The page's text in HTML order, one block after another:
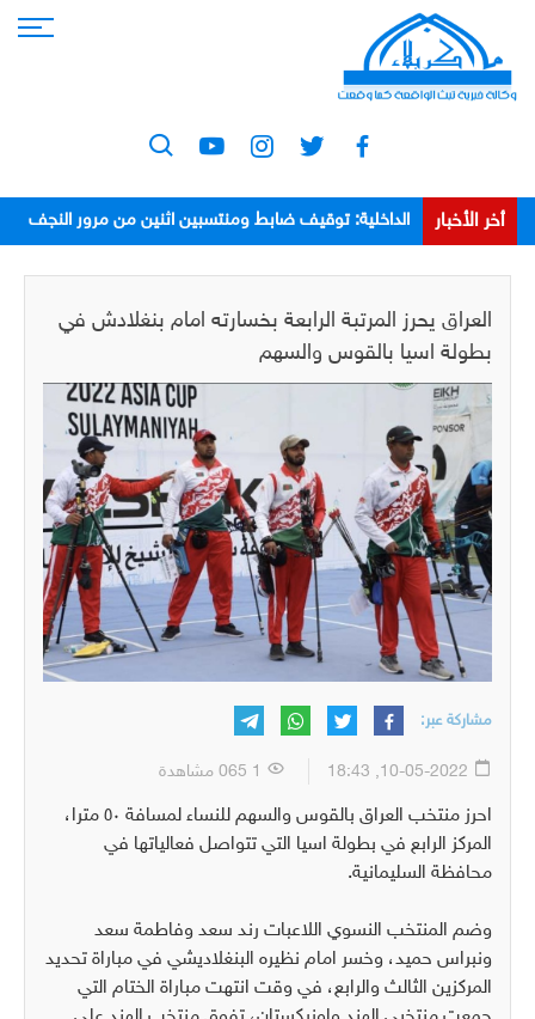
أخر الأخبار
الداخلية: توقيف ضابط ومنتسبين اثنين من مرور النجف
العراق يحرز المرتبة الرابعة بخسارته امام بنغلادش في
بطولة اسيا بالقوس والسهم
مشاركة عبر:
احرز منتخب العراق بالقوس والسهم للنساء لمسافة ٥٠ مترا،
المركز الرابع في بطولة اسيا التي تتواصل فعالياتها في
محافظة السليمانية.
وضم المنتخب النسوي اللاعبات رند سعد وفاطمة سعد
ونبراس حميد، وخسر امام نظيره البنغلاديشي في مباراة تحديد
المركزين الثالث والرابع، في وقت انتهت مباراة الختام التي